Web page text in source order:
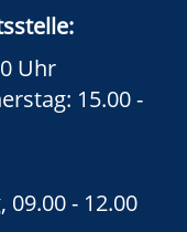
Uhr
15.00 -
- 12.00